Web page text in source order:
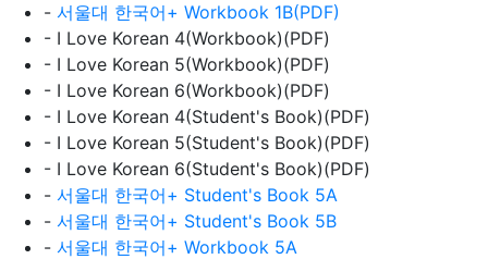
- 서울대 한국어+ Workbook 1B(PDF)
- I Love Korean 4(Workbook)(PDF)
- I Love Korean 5(Workbook)(PDF)
- I Love Korean 6(Workbook)(PDF)
- I Love Korean 4(Student's Book)(PDF)
- I Love Korean 5(Student's Book)(PDF)
- I Love Korean 6(Student's Book)(PDF)
- 서울대 한국어+ Student's Book 5A
- 서울대 한국어+ Student's Book 5B
- 서울대 한국어+ Workbook 5A